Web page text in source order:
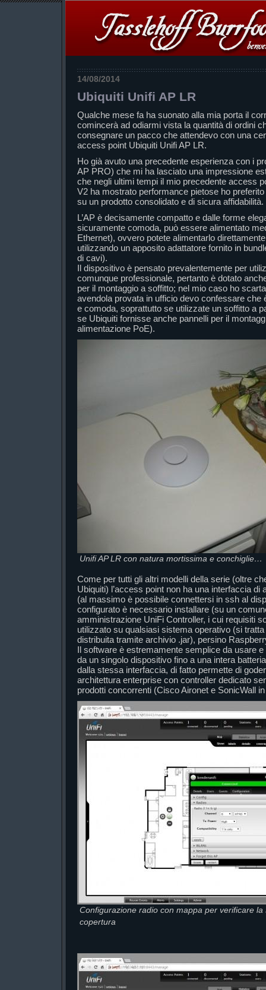
14/08/2014
Ubiquiti Unifi AP LR
Qualche mese fa ha suonato alla mia porta il
comincerà ad odiarmi vista la quantità di ordini
consegnare un pacco che attendevo con una
access point Ubiquiti Unifi AP LR.
Ho già avuto una precedente esperienza con i
AP PRO) che mi ha lasciato una impressione
che negli ultimi tempi il mio precedente access
V2 ha mostrato performance pietose ho
su un prodotto consolidato e di sicura affidabilità.
L’AP è decisamente compatto e dalle forme
sicuramente comoda, può essere alimentato
Ethernet), ovvero potete alimentarlo
utilizzando un apposito adattatore fornito in
di cavi).
Il dispositivo è pensato prevalentemente per
comunque professionale, pertanto è dotato
per il montaggio a soffitto; nel mio caso ho
avendola provata in ufficio devo confessare che
e comoda, soprattutto se utilizzate un soffitto a
se Ubiquiti fornisse anche pannelli per il
alimentazione PoE).
Unifi AP LR con natura mortissima e conchiglie…
Come per tutti gli altri modelli della serie (oltre
Ubiquiti) l’access point non ha una interfaccia
(al massimo è possibile connettersi in ssh al
configurato è necessario installare (su un
amministrazione UniFi Controller, i cui requisiti
utilizzato su qualsiasi sistema operativo (si
distribuita tramite archivio .jar), persino
Il software è estremamente semplice da usare
da un singolo dispositivo fino a una intera
dalla stessa interfaccia, di fatto permette di
architettura enterprise con controller dedicato
prodotti concorrenti (Cisco Aironet e SonicWall
Configurazione radio con mappa per verificare
copertura